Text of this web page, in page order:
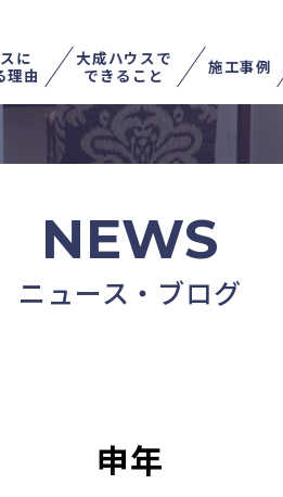
に
理由
大成ハウスで
できること
施工事例
土地を探す
NEWS
ニュース・ブログ
申年